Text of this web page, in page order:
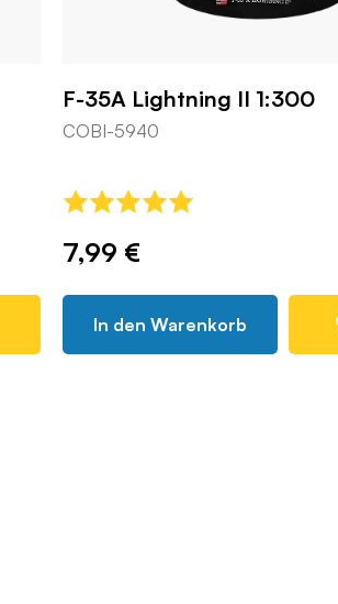
F-35A Lightning II 1:300
COBI-5940
7,99 €
In den Warenkorb